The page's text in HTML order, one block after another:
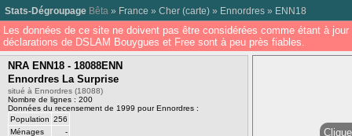
Stats-Dégroupage Bêta » France » Cher (carte) » Ennordres » ENN18
Les données de ce site ne doivent pas être considérées comme étant à
déclarations de DSLAM Bouygues et Free sont à peu près fiables.
NRA ENN18 - 18088ENN
Ennordres La Surprise
situé à Ennordres (18088)
Nombre de lignes : 200
Données du recensement de 1999 pour Ennordres :
Population 256
Ménages
-